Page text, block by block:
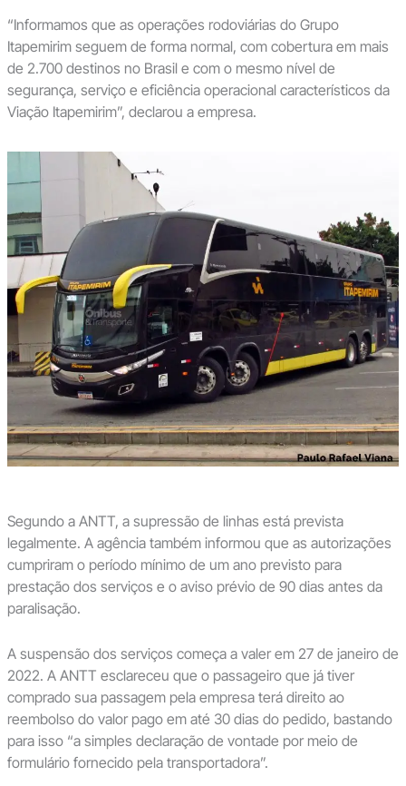
“Informamos que as operações rodoviárias do Grupo
Itapemirim seguem de forma normal, com cobertura em mais
de 2.700 destinos no Brasil e com o mesmo nível de
segurança, serviço e eficiência operacional característicos da
Viação Itapemirim”, declarou a empresa.
Segundo a ANTT, a supressão de linhas está prevista
legalmente. A agência também informou que as autorizações
cumpriram o período mínimo de um ano previsto para
prestação dos serviços e o aviso prévio de 90 dias antes da
paralisação.
A suspensão dos serviços começa a valer em 27 de janeiro de
2022. A ANTT esclareceu que o passageiro que já tiver
comprado sua passagem pela empresa terá direito ao
reembolso do valor pago em até 30 dias do pedido, bastando
para isso “a simples declaração de vontade por meio de
formulário fornecido pela transportadora”.